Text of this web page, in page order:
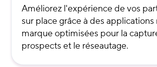
Améliorez l'expérience de vos
sur place grâce à des
marque optimisées pour la
prospects et le réseautage.